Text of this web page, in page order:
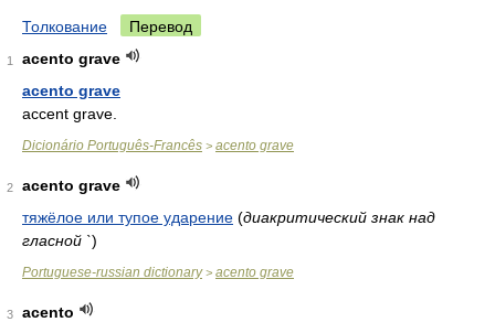
Толкование Перевод
1
acento grave
acento grave
accent grave.
Dicionário Português-Francês > acento grave
2
acento grave
тяжёлое или тупое ударение (диакритический знак над
гласной `)
Portuguese-russian dictionary> acento grave
3
acento